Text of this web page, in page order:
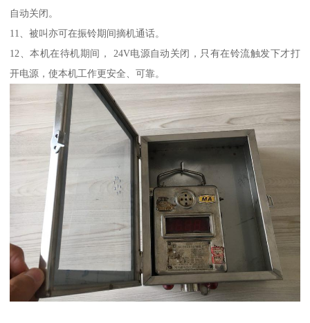
自动关闭。
11、被叫亦可在振铃期间摘机通话。
12、本机在待机期间， 24V电源自动关闭，只有在铃流触发下才打
开电源，使本机工作更安全、可靠。